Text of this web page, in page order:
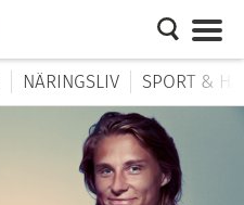
NÄRINGSLIV SPORT &